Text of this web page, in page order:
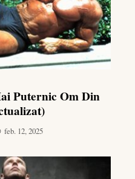
Puternic Om Din
feb. 12, 2025